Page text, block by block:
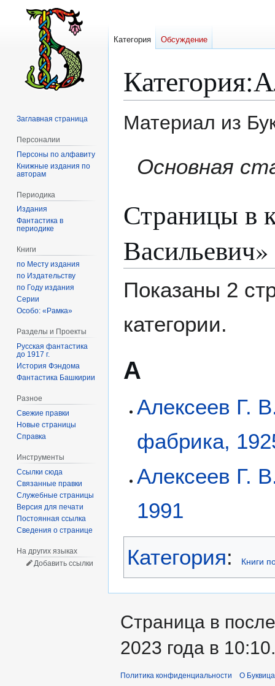
Категория:
Материал из
Основная
Страницы в
Васильевич»
Показаны 2
категории.
А
Алексеев Г.
фабрика,
Алексеев Г.
1991
Категория: Книги
Категория Обсуждение
Заглавная страница
Персоналии
Персоны по алфавиту
Книжные издания по
авторам
Периодика
Издания
Фантастика в
периодике
Книги
по Месту издания
по Издательству
по Году издания
Серии
Особо: «Рамка»
Разделы и Проекты
Русская фантастика
до 1917 г.
История Фэндома
Фантастика Башкирии
Разное
Свежие правки
Новые страницы
Справка
Инструменты
Ссылки сюда
Связанные правки
Служебные страницы
Версия для печати
Постоянная ссылка
Сведения о странице
На других языках
Добавить ссылки
Страница в
2023 года в 10:10.
Политика конфиденциальности О Буквица